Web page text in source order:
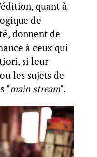
quant à
de
donnent de
à ceux qui
si leur
les sujets de
"main stream".